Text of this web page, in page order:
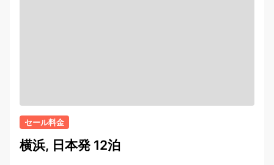
セール料金
横浜, 日本発 12泊